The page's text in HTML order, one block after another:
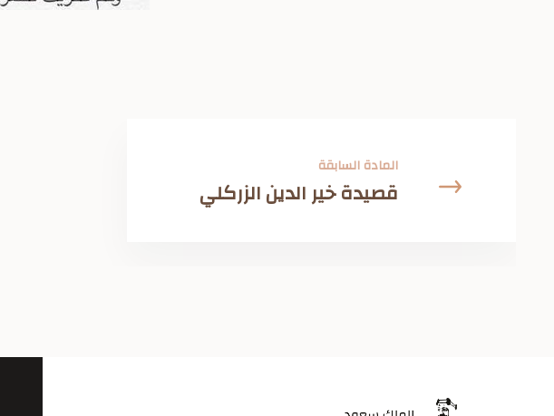
المادة السابقة
قصيدة خير الدين الزركلي